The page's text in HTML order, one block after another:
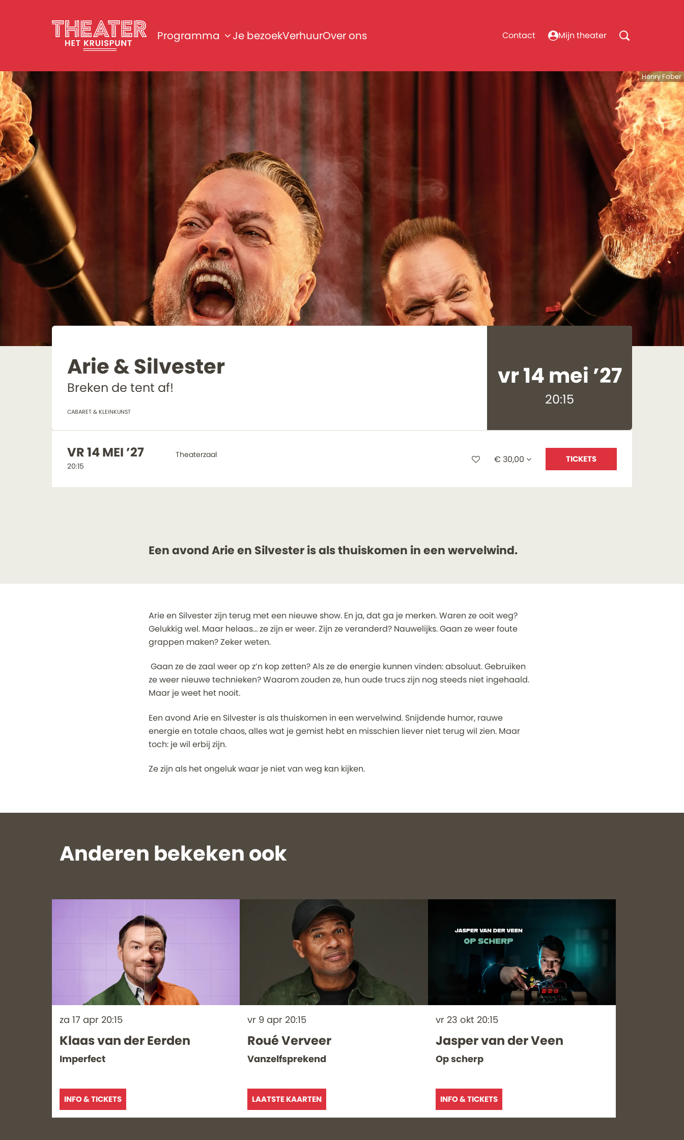
Programma Je bezoekVerhuurOver ons Contact Mijn theater
Henry Faber
Arie & Silvester
Breken de tent af!
CABARET & KLEINKUNST
vr 14 mei ’27
20:15
VR 14 MEI ’27
20:15
Theaterzaal € 30,00 TICKETS
Een avond Arie en Silvester is als thuiskomen in een wervelwind.
Arie en Silvester zijn terug met een nieuwe show. En ja, dat ga je merken. Waren ze ooit weg?
Gelukkig wel. Maar helaas… ze zijn er weer. Zijn ze veranderd? Nauwelijks. Gaan ze weer foute
grappen maken? Zeker weten.
Gaan ze de zaal weer op z’n kop zetten? Als ze de energie kunnen vinden: absoluut. Gebruiken
ze weer nieuwe technieken? Waarom zouden ze, hun oude trucs zijn nog steeds niet ingehaald.
Maar je weet het nooit.
Een avond Arie en Silvester is als thuiskomen in een wervelwind. Snijdende humor, rauwe
energie en totale chaos, alles wat je gemist hebt en misschien liever niet terug wil zien. Maar
toch: je wil erbij zijn.
Ze zijn als het ongeluk waar je niet van weg kan kijken.
Anderen bekeken ook
Klaas van der Eerden
Imperfect
za 17 apr 20:15
INFO & TICKETS
Roué Verveer
Vanzelfsprekend
vr 9 apr 20:15
LAATSTE KAARTEN
Jasper van der Veen
Op scherp
vr 23 okt 20:15
INFO & TICKETS